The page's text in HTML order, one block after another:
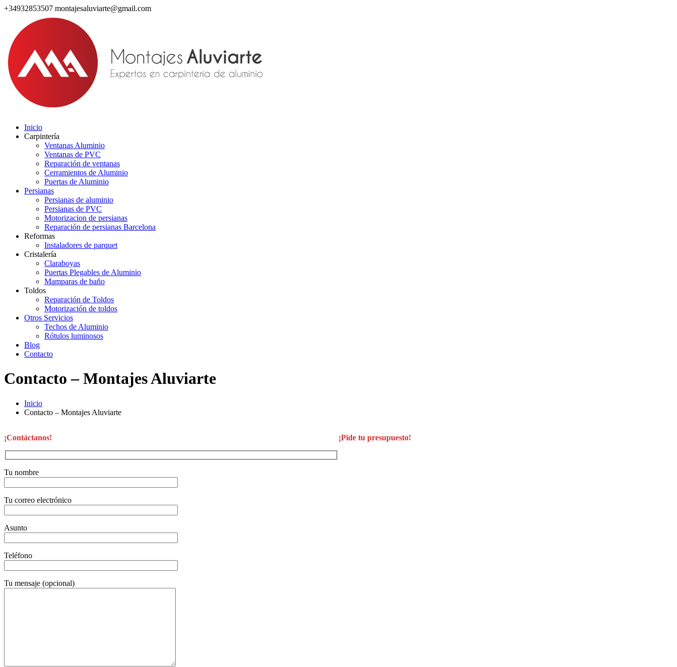
+34932853507 montajesaluviarte@gmail.com
Inicio
Carpintería
Ventanas Aluminio
Ventanas de PVC
Reparación de ventanas
Cerramientos de Aluminio
Puertas de Aluminio
Persianas
Persianas de aluminio
Persianas de PVC
Motorizacion de persianas
Reparación de persianas Barcelona
Reformas
Instaladores de parquet
Cristalería
Claraboyas
Puertas Plegables de Aluminio
Mamparas de baño
Toldos
Reparación de Toldos
Motorización de toldos
Otros Servicios
Techos de Aluminio
Rótulos luminosos
Blog
Contacto
Contacto – Montajes Aluviarte
Inicio
Contacto – Montajes Aluviarte
¡Contáctanos!
Tu nombre
Tu correo electrónico
Asunto
Teléfono
Tu mensaje (opcional)
¡Pide tu presupuesto!